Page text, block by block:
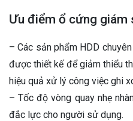
Ưu điểm ổ cứng giám
– Các sản phẩm HDD
được thiết kế để giảm thiểu
hiệu quả xử lý công việc ghi
– Tốc độ vòng quay nhẹ
đắc lực cho người sử dụng.